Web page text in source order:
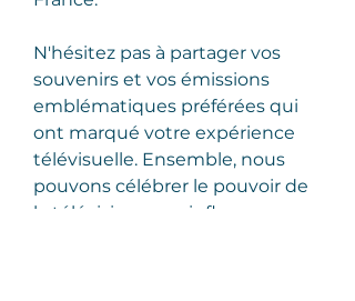
N'hésitez pas à partager vos
souvenirs et vos émissions
emblématiques préférées qui
ont marqué votre expérience
télévisuelle. Ensemble, nous
pouvons célébrer le pouvoir de
la télévision pour influencer nos